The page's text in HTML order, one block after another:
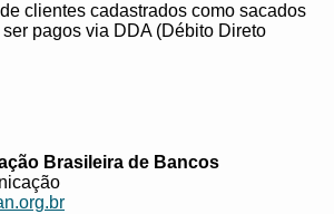
clientes cadastrados como sacados
pagos via DDA (Débito Direto
Brasileira de Bancos